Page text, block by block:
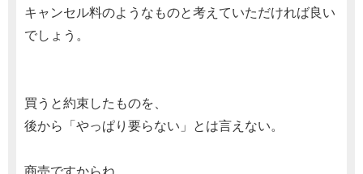
キャンセル料のようなものと考えていただければ良い
でしょう。
買うと約束したものを、
後から「やっぱり要らない」とは言えない。